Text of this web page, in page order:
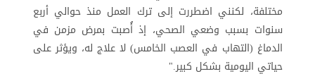
مختلفة، لكنني اضطررت إلى ترك العمل منذ حوالي أربع
سنوات بسبب وضعي الصحي، إذ أُصبت بمرض مزمن في
الدماغ (التهاب في العصب الخامس) لا علاج له، ويؤثر على
حياتي اليومية بشكل كبير."